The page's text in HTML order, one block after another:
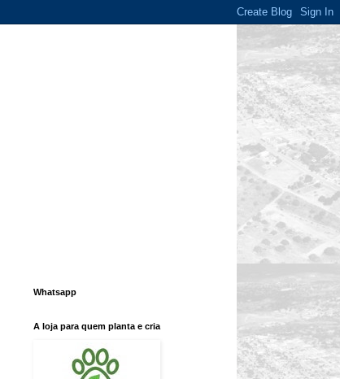
Whatsapp
A loja para quem planta e cria